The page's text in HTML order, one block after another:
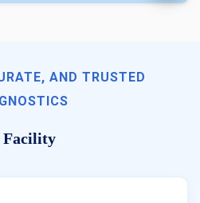
AND TRUSTED
Facility